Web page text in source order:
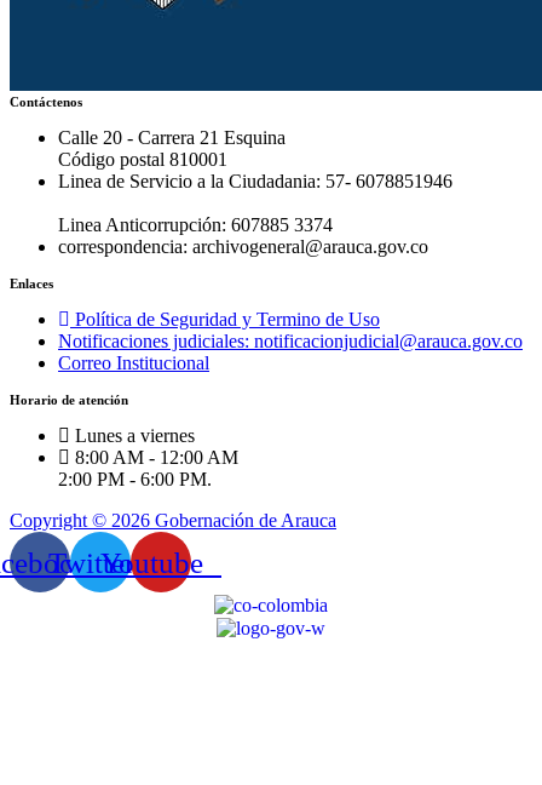
Contáctenos
Calle 20 - Carrera 21 Esquina
Código postal 810001
Linea de Servicio a la Ciudadania: 57- 6078851946
Linea Anticorrupción: 607885 3374
correspondencia: archivogeneral@arauca.gov.co
Enlaces
Política de Seguridad y Termino de Uso
Notificaciones judiciales: notificacionjudicial@arauca.gov.co
Correo Institucional
Horario de atención
Lunes a viernes
8:00 AM - 12:00 AM
2:00 PM - 6:00 PM.
Copyright © 2026 Gobernación de Arauca
TwitterYoutube